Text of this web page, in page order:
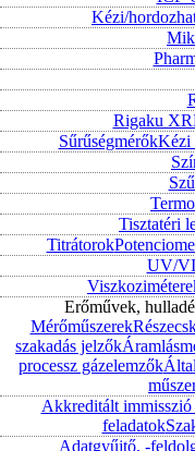
Kézi/
Rigaku
SűrűségmérőkKézi
Tisztatéri
Titrátorok
UV/
Erőművek,
Mérőműszerek
szakadás jelzők
processz gázelemzők
Akkreditált immisszió
feladatok
Adatgyűjtő, -